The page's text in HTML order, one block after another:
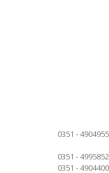
0351 - 4904955
0351 - 4995852
0351 - 4904400